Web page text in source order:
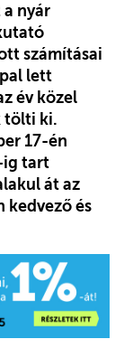
a nyár
számításai
lett
év közel
tölti ki.
17-én
ig tart
át az
kedvező és